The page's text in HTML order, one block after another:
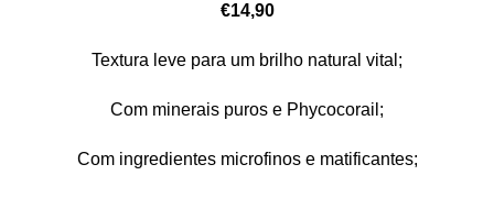
€14,90
Textura leve para um brilho natural vital;
Com minerais puros e Phycocorail;
Com ingredientes microfinos e matificantes;